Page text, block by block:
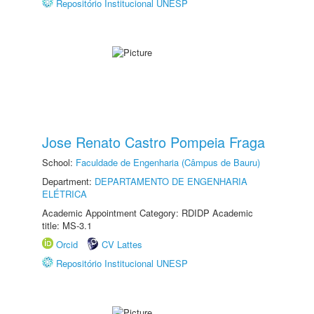
Repositório Institucional UNESP
Jose Renato Castro Pompeia Fraga
School: Faculdade de Engenharia (Câmpus de Bauru)
Department: DEPARTAMENTO DE ENGENHARIA
ELÉTRICA
Academic Appointment Category: RDIDP Academic
title: MS-3.1
Orcid
CV Lattes
Repositório Institucional UNESP